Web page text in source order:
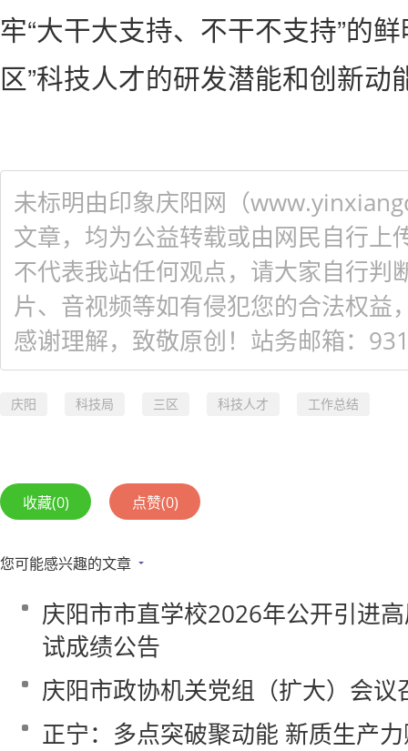
牢“大干大支持、不干不支持”的
区”科技人才的研发潜能和创新动
未标明由印象庆阳网（
文章，均为公益转载或由网民自行上
不代表我站任何观点，请大家自行判
片、音视频等如有侵犯您的合法权益
感谢理解，致敬原创！站务邮箱：
庆阳 科技局 三区 科技人才 工作总结
收藏(0) 点赞(0)
您可能感兴趣的文章
庆阳市市直学校2026年公开引进
试成绩公告
庆阳市政协机关党组（扩大）会议
正宁：多点突破聚动能 新质生产